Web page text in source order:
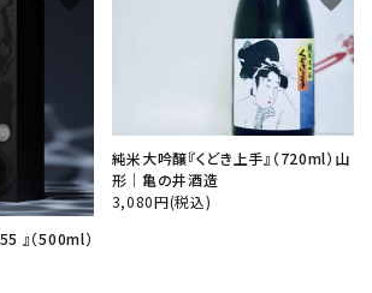
』（500ml）
純米大吟醸『くどき上手』（720ml）山
形│亀の井酒造
3,080円(税込)